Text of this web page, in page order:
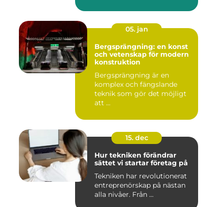
05. jan
Bergsprängning: en konst
och vetenskap för modern
konstruktion
Bergsprängning är en
komplex och fängslande
teknik som gör det möjligt
att ...
15. dec
Hur tekniken förändrar
sättet vi startar företag på
Tekniken har revolutionerat
entreprenörskap på nästan
alla nivåer. Från ...